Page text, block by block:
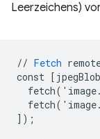
Leerzeichens)
// Fetch
const [
] );